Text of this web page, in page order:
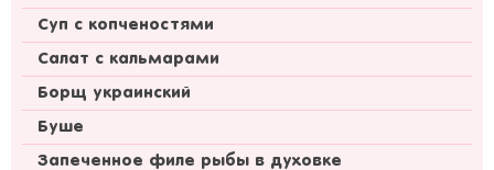
Суп с копченостями
Салат с кальмарами
Борщ украинский
Буше
Запеченное филе рыбы в духовке